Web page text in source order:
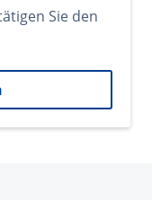
Sie den